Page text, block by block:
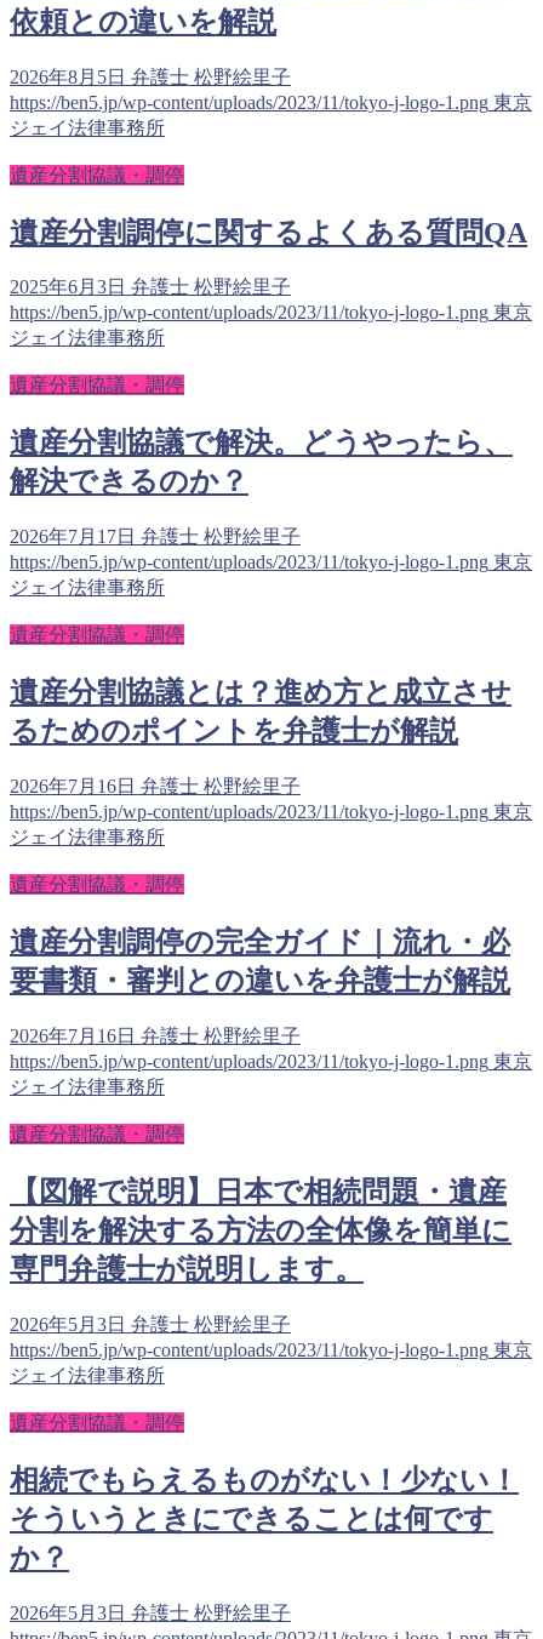
依頼との違いを解説
2026年8月5日 弁護士 松野絵里子
https://ben5.jp/wp-content/uploads/2023/11/tokyo-j-logo-1.png 東京
ジェイ法律事務所
遺産分割協議・調停
遺産分割調停に関するよくある質問QA
2025年6月3日 弁護士 松野絵里子
https://ben5.jp/wp-content/uploads/2023/11/tokyo-j-logo-1.png 東京
ジェイ法律事務所
遺産分割協議・調停
遺産分割協議で解決。どうやったら、
解決できるのか？
2026年7月17日 弁護士 松野絵里子
https://ben5.jp/wp-content/uploads/2023/11/tokyo-j-logo-1.png 東京
ジェイ法律事務所
遺産分割協議・調停
遺産分割協議とは？進め方と成立させ
るためのポイントを弁護士が解説
2026年7月16日 弁護士 松野絵里子
https://ben5.jp/wp-content/uploads/2023/11/tokyo-j-logo-1.png 東京
ジェイ法律事務所
遺産分割協議・調停
遺産分割調停の完全ガイド｜流れ・必
要書類・審判との違いを弁護士が解説
2026年7月16日 弁護士 松野絵里子
https://ben5.jp/wp-content/uploads/2023/11/tokyo-j-logo-1.png 東京
ジェイ法律事務所
遺産分割協議・調停
【図解で説明】日本で相続問題・遺産
分割を解決する方法の全体像を簡単に
専門弁護士が説明します。
2026年5月3日 弁護士 松野絵里子
https://ben5.jp/wp-content/uploads/2023/11/tokyo-j-logo-1.png 東京
ジェイ法律事務所
遺産分割協議・調停
相続でもらえるものがない！少ない！
そういうときにできることは何です
か？
2026年5月3日 弁護士 松野絵里子